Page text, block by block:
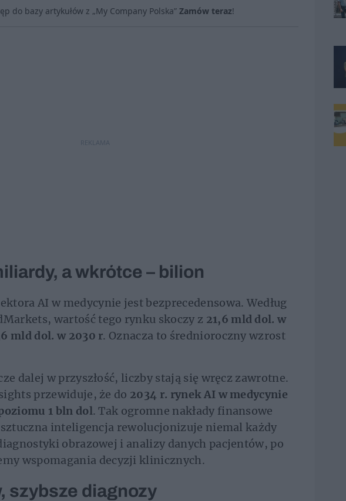
do bazy artykułów z „My Company Polska” Zamów teraz!
REKLAMA
a wkrótce – bilion
AI w medycynie jest bezprecedensowa. Według
wartość tego rynku skoczy z 21,6 mld dol. w
mld dol. w 2030 r. Oznacza to średnioroczny wzrost
dalej w przyszłość, liczby stają się wręcz zawrotne.
przewiduje, że do 2034 r. rynek AI w medycynie
1 bln dol. Tak ogromne nakłady finansowe
inteligencja rewolucjonizuje niemal każdy
obrazowej i analizy danych pacjentów, po
wspomagania decyzji klinicznych.
szybsze diagnozy